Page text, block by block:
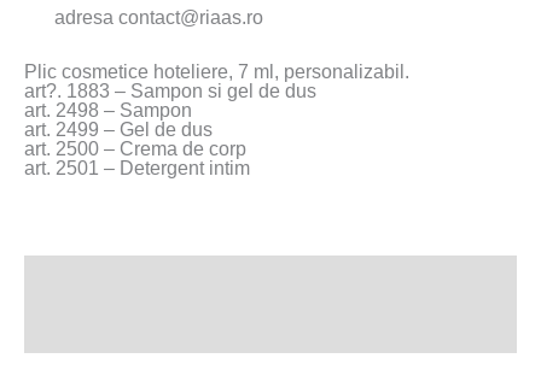
adresa contact@riaas.ro
Plic cosmetice hoteliere, 7 ml, personalizabil.
art?. 1883 – Sampon si gel de dus
art. 2498 – Sampon
art. 2499 – Gel de dus
art. 2500 – Crema de corp
art. 2501 – Detergent intim